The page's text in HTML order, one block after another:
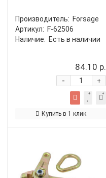
Производитель: Forsage
Артикул: F-62506
Наличие: Есть в наличии
84.10 р.
+
-
Купить в 1 клик